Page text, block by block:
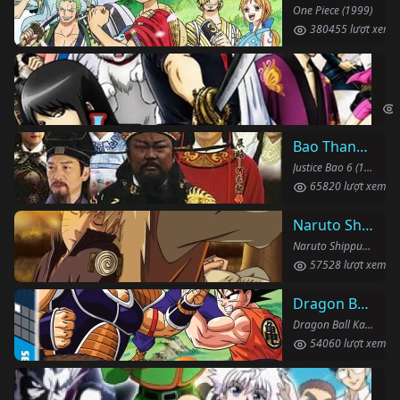
One Piece (1999)
380455 lượt xem
Bao Thanh Thiên 1993 (Phần 6)
Justice Bao 6 (1993)
65820 lượt xem
Naruto Shippuden
Naruto Shippuden (2007)
57528 lượt xem
Dragon Ball Kai
Dragon Ball Kai (2019)
54060 lượt xem